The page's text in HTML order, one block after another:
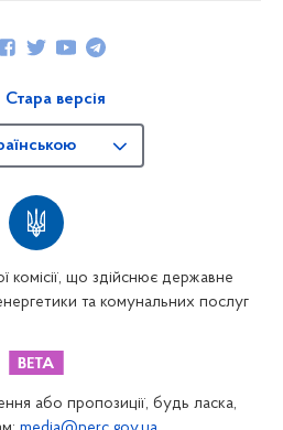
комісії, що здійснює державне
та комунальних послуг
Стара версія
або пропозиції, будь ласка,